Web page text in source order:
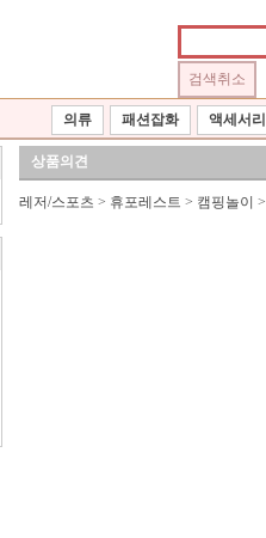
의류 패션잡화 액세서리
상품의견
레저/스포츠 > 휴포레스트 > 캠핑놀이 >